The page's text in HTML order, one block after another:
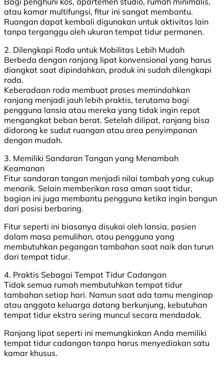
atau kamar multifungsi, fitur ini sangat membantu.
Ruangan dapat kembali digunakan untuk aktivitas lain
tanpa terganggu oleh ukuran tempat tidur permanen.
2. Dilengkapi Roda untuk Mobilitas Lebih Mudah
Berbeda dengan ranjang lipat konvensional yang harus
diangkat saat dipindahkan, produk ini sudah dilengkapi
roda.
Keberadaan roda membuat proses memindahkan
ranjang menjadi jauh lebih praktis, terutama bagi
pengguna lansia atau mereka yang tidak ingin repot
mengangkat beban berat. Setelah dilipat, ranjang bisa
didorong ke sudut ruangan atau area penyimpanan
dengan mudah.
3. Memiliki Sandaran Tangan yang Menambah
Keamanan
Fitur sandaran tangan menjadi nilai tambah yang cukup
menarik. Selain memberikan rasa aman saat tidur,
bagian ini juga membantu pengguna ketika ingin bangun
dari posisi berbaring.
Fitur seperti ini biasanya disukai oleh lansia, pasien
dalam masa pemulihan, atau pengguna yang
membutuhkan pegangan tambahan saat naik dan turun
dari tempat tidur.
4. Praktis Sebagai Tempat Tidur Cadangan
Tidak semua rumah membutuhkan tempat tidur
tambahan setiap hari. Namun saat ada tamu menginap
atau anggota keluarga datang berkunjung, kebutuhan
tempat tidur ekstra sering muncul secara mendadak.
Ranjang lipat seperti ini memungkinkan Anda memiliki
tempat tidur cadangan tanpa harus menyediakan satu
kamar khusus.